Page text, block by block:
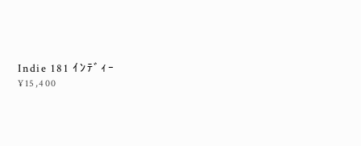
Indie 181 ｲﾝﾃﾞｨｰ
¥15,400